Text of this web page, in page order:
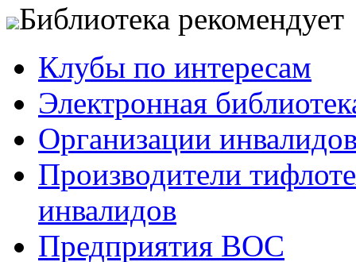
Библиотека рекомендует
Клубы по интересам
Электронная
Организации
Производители
инвалидов
Предприятия ВОС